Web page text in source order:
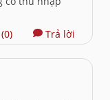
(0) Trả lời